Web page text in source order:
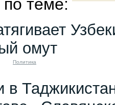
теме:
омут
Политика
в